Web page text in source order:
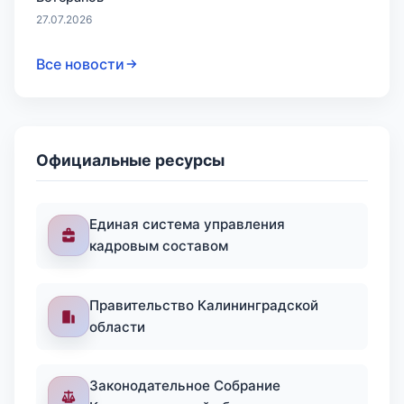
27.07.2026
Все новости
Официальные ресурсы
Единая система управления
кадровым составом
Правительство Калининградской
области
Законодательное Собрание